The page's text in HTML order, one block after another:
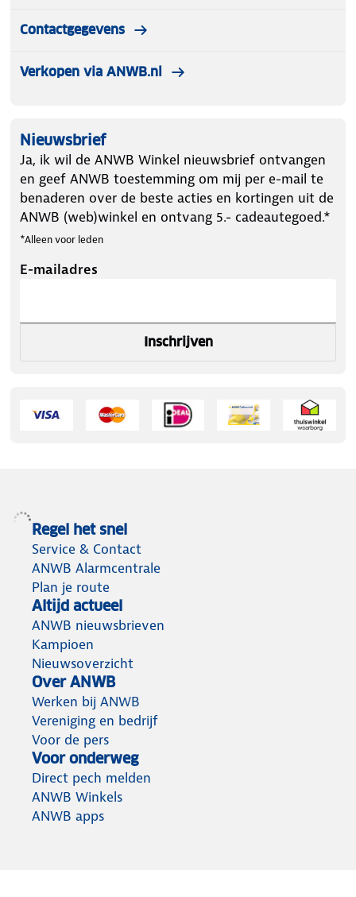
Contactgegevens
Verkopen via ANWB.nl
Nieuwsbrief
Ja, ik wil de ANWB Winkel nieuwsbrief ontvangen
en geef ANWB toestemming om mij per e-mail te
benaderen over de beste acties en kortingen uit de
ANWB (web)winkel en ontvang 5.- cadeautegoed.*
*Alleen voor leden
E-mailadres
Inschrijven
Regel het snel
Service & Contact
ANWB Alarmcentrale
Plan je route
Altijd actueel
ANWB nieuwsbrieven
Kampioen
Nieuwsoverzicht
Over ANWB
Werken bij ANWB
Vereniging en bedrijf
Voor de pers
Voor onderweg
Direct pech melden
ANWB Winkels
ANWB apps